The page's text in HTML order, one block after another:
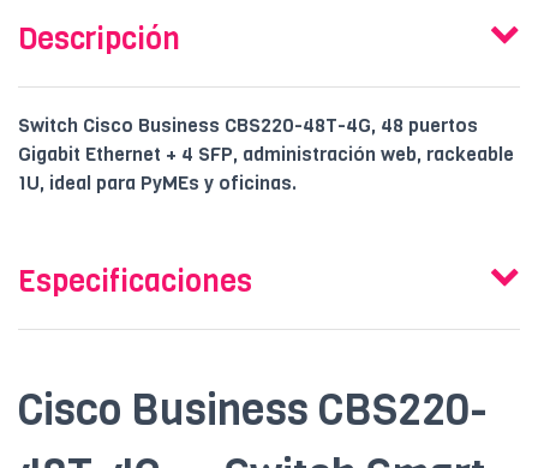
Descripción
Switch Cisco Business CBS220-48T-4G, 48 puertos
Gigabit Ethernet + 4 SFP, administración web, rackeable
1U, ideal para PyMEs y oficinas.
Especificaciones
Cisco Business CBS220-